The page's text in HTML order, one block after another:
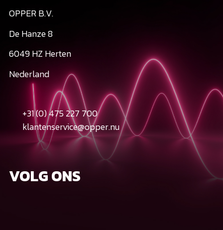
OPPER B.V.
De Hanze 8
6049 HZ Herten
Nederland
+31 (0) 475 227 700
klantenservice@opper.nu
VOLG ONS